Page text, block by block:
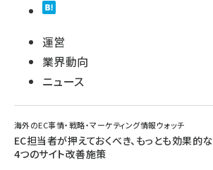
運営
業界動向
ニュース
海外のEC事情・戦略・マーケティング情報ウォッチ
EC担当者が押えておくべき、もっとも効果的な
4つのサイト改善施策